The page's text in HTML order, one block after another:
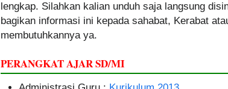
lengkap. Silahkan kalian unduh saja langsung
bagikan informasi ini kepada sahabat, Kerabat
membutuhkannya ya.
PERANGKAT AJAR SD/MI